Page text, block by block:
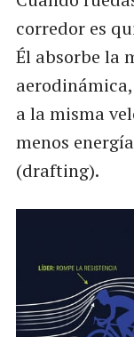
corredor es
Él absorbe la
a la misma
menos
(drafting).